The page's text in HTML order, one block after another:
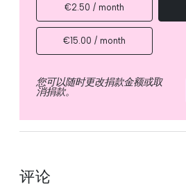
€2.50 / month
€15.00 / month
您可以随时更改捐款金额或取
消捐款。
评论